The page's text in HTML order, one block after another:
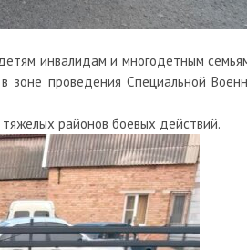
инвалидам и многодетным
зоне проведения Специальной
районов боевых действий.